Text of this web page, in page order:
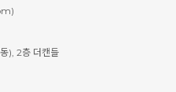
), 2층 더캔들